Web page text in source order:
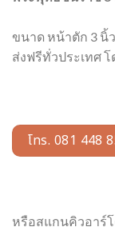
ขนาด หน้าตัก 3 นิ้
ส่งฟรีทั่วประเทศ
โทร. 081 448
หรือสแกนคิวอาร์